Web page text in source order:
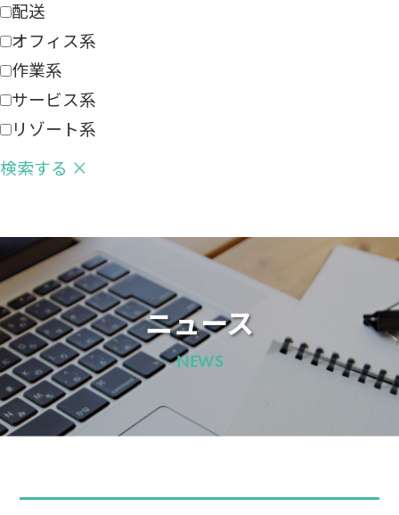
配送
オフィス系
作業系
サービス系
リゾート系
検索する ×
ニュース
NEWS